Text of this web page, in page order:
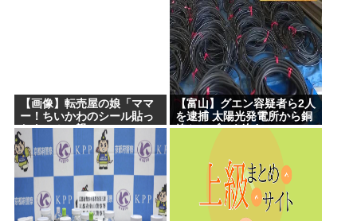
【画像】転売屋の娘「ママ
ー！ちいかわのシール貼っ
たよー！」親
「！！！！！！」
【富山】グエン容疑者ら2人
を逮捕 太陽光発電所から銅
線ケーブルを盗む